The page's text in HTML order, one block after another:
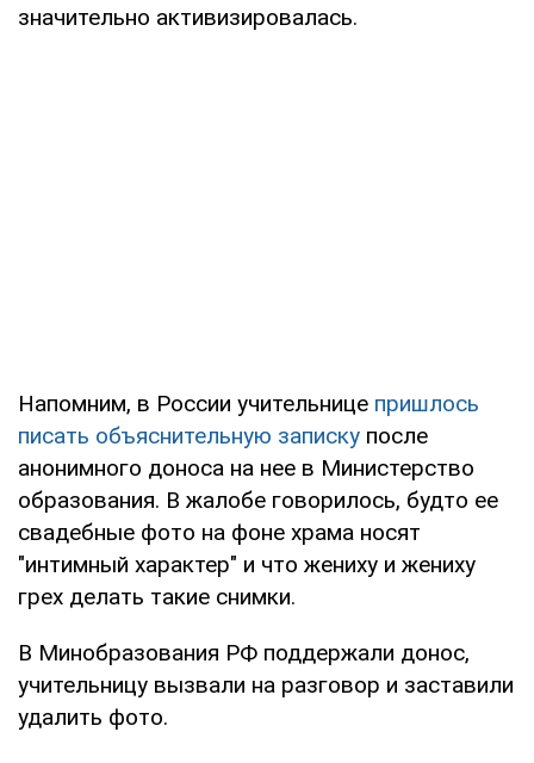
значительно активизировалась.
Напомним, в России учительнице пришлось
писать объяснительную записку после
анонимного доноса на нее в Министерство
образования. В жалобе говорилось, будто ее
свадебные фото на фоне храма носят
"интимный характер" и что жениху и жениху
грех делать такие снимки.
В Минобразования РФ поддержали донос,
учительницу вызвали на разговор и заставили
удалить фото.